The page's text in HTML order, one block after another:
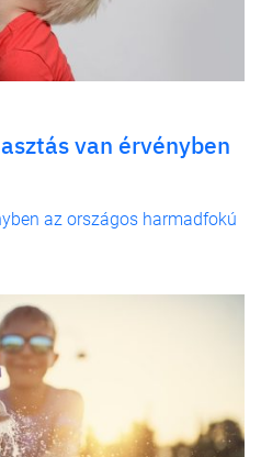
van érvényben
az országos harmadfokú